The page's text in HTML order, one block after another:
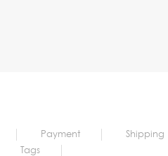
Payment Shipping
Tags